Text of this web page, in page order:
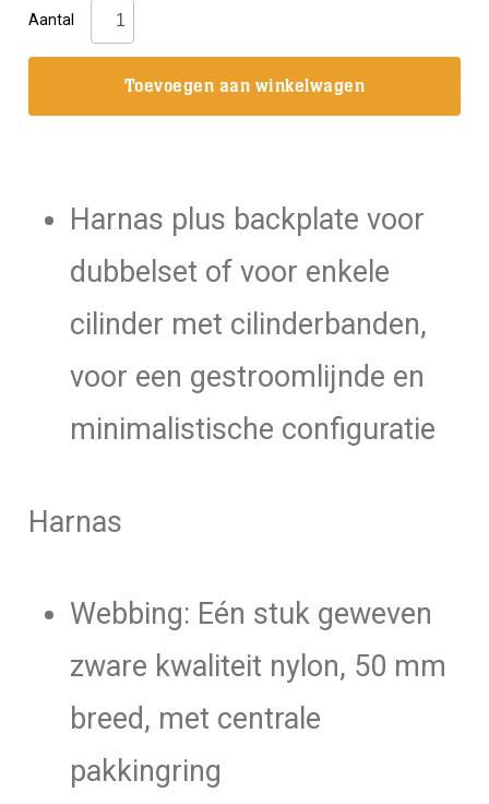
Aantal
DTD:
Verstelbaar
/
aluminium
aantal
Toevoegen aan winkelwagen
Harnas plus backplate voor
dubbelset of voor enkele
cilinder met cilinderbanden,
voor een gestroomlijnde en
minimalistische configuratie
Harnas
Webbing: Eén stuk geweven
zware kwaliteit nylon, 50 mm
breed, met centrale
pakkingring